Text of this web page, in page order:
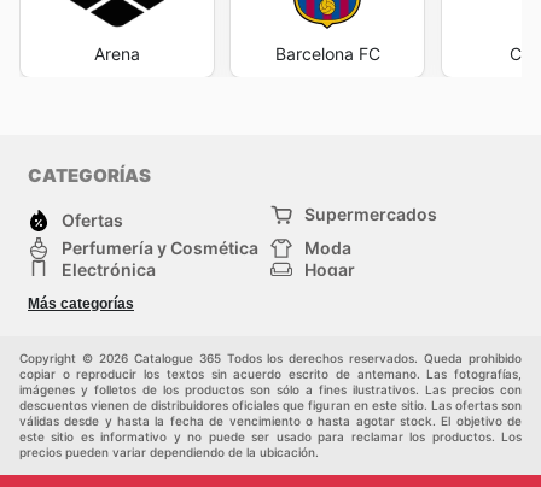
Arena Barcelona FC
CATEGORÍAS
Ofertas
Supermercados
Perfumería y Cosmética
Moda
Electrónica
Hogar
Deporte
Juguetes y bebés
Más categorías
Copyright © 2026 Catalogue 365 Todos los derechos reservados. Queda prohibido
copiar o reproducir los textos sin acuerdo escrito de antemano. Las fotografías,
imágenes y folletos de los productos son sólo a fines ilustrativos. Las precios con
descuentos vienen de distribuidores oficiales que figuran en este sitio. Las ofertas son
válidas desde y hasta la fecha de vencimiento o hasta agotar stock. El objetivo de
este sitio es informativo y no puede ser usado para reclamar los productos. Los
precios pueden variar dependiendo de la ubicación.